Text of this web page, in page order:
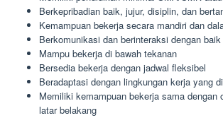
Berkepribadian baik, jujur, disiplin, dan
Kemampuan bekerja secara mandiri dan
Berkomunikasi dan berinteraksi dengan baik
Mampu bekerja di bawah tekanan
Bersedia bekerja dengan jadwal fleksibel
Beradaptasi dengan lingkungan kerja yang
Memiliki kemampuan bekerja sama dengan
latar belakang